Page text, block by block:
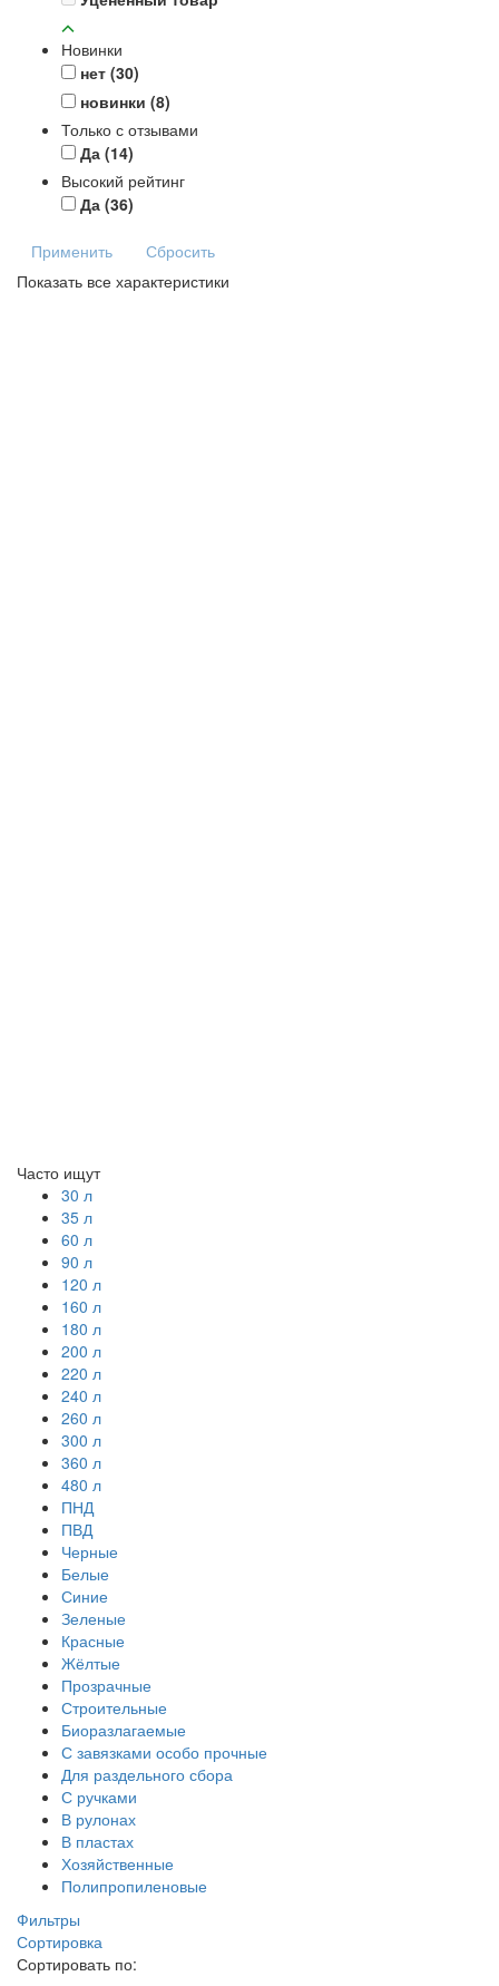
Новинки
нет (30)
новинки (8)
Только с отзывами
Да (14)
Высокий рейтинг
Да (36)
Применить
Сбросить
Показать все характеристики
Часто ищут
30 л
35 л
60 л
90 л
120 л
160 л
180 л
200 л
220 л
240 л
260 л
300 л
360 л
480 л
ПНД
ПВД
Черные
Белые
Синие
Зеленые
Красные
Жёлтые
Прозрачные
Строительные
Биоразлагаемые
С завязками особо прочные
Для раздельного сбора
С ручками
В рулонах
В пластах
Хозяйственные
Полипропиленовые
Фильтры
Сортировка
Сортировать по: